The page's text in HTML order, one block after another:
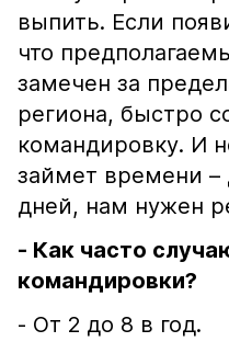
выпить. Если
что
замечен за
региона, быстро
командировку. И
займет времени –
дней, нам нужен
- Как часто
командировки?
- От 2 до 8 в год.